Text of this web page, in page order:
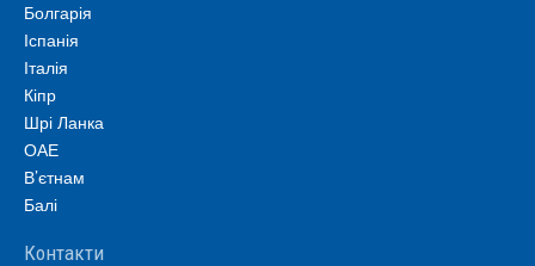
Болгарія
Іспанія
Італія
Кіпр
Шрі Ланка
ОАЕ
В’єтнам
Балі
Контакти